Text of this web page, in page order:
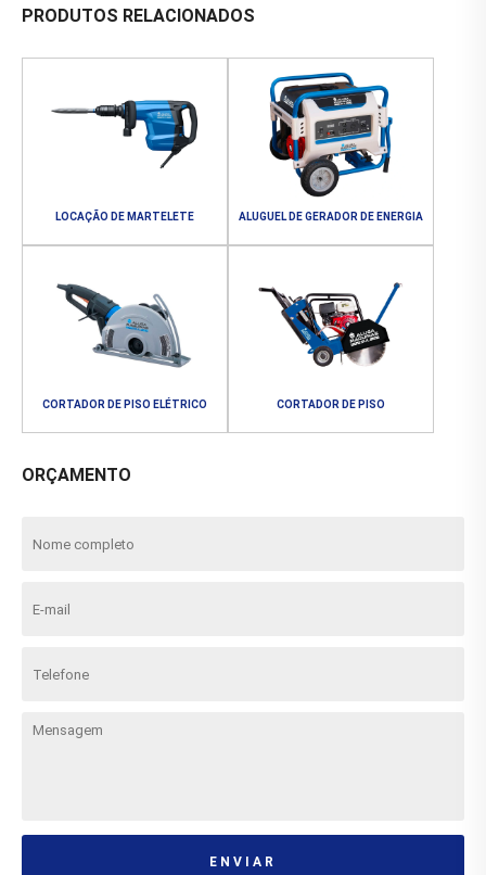
PRODUTOS RELACIONADOS
LOCAÇÃO DE MARTELETE ALUGUEL DE GERADOR DE ENERGIA
CORTADOR DE PISO ELÉTRICO CORTADOR DE PISO
ORÇAMENTO
ENVIAR